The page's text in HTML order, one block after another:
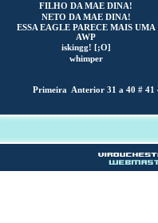
FILHO DA MAE DINA!
NETO DA MAE DINA!
ESSA EAGLE PARECE MAIS UMA
AWP
iskingg! [;O]
whimper
Primeira Anterior 31 a 40 # 41